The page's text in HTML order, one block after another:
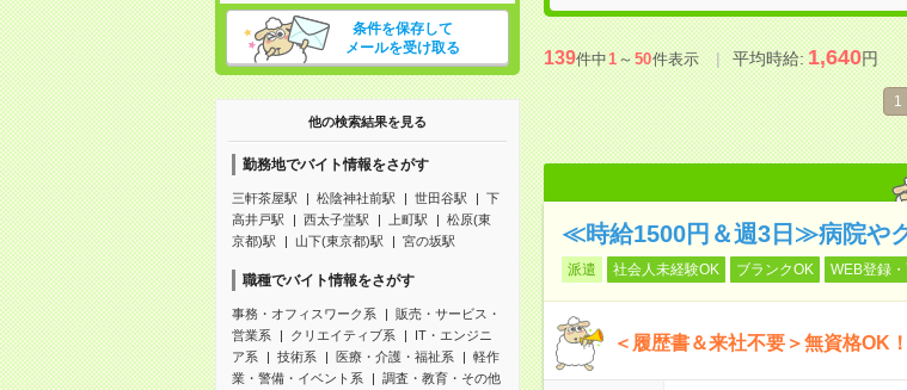
条件を保存して
メールを受け取る
他の検索結果を見る
勤務地でバイト情報をさがす
三軒茶屋駅 松陰神社前駅 世田谷駅
下
高井戸駅
西太子堂駅 上町駅
松原(東
京都)駅
山下(東京都)駅 宮の坂駅
職種でバイト情報をさがす
事務・オフィスワーク系
販売・サービス・
営業系
クリエイティブ系
IT・エンジニ
ア系
技術系 医療・介護・福祉系
軽作
業・警備・イベント系
調査・教育・その他
139件中1～50件表示 平均時給:1,640円
1
≪時給1500円＆週3日≫病院や
派遣 社会人未経験OK ブランクOK WEB登録
＜履歴書＆来社不要＞無資格OK